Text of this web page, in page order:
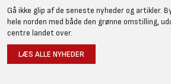
Gå ikke glip af de seneste nyheder og artikler.
hele norden med både den grønne omstilling,
centre landet over.
LÆS ALLE NYHEDER